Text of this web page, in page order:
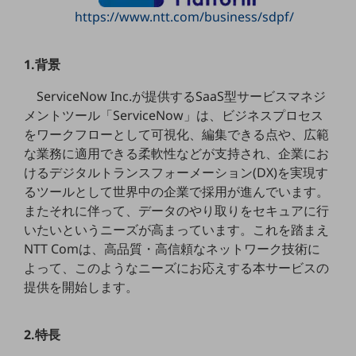
データ利活用
運用管理
業務支援・マーケティング
災害対策・BCP
課題・ニーズで探す
課題・ニーズで探すTOP
コミュニケーション・情報共有
マーケティング
災害対策
https://www.ntt.com/business/sdpf/
1.背景
ServiceNow Inc.が提供するSaaS型サービスマネジ
メントツール「ServiceNow」は、ビジネスプロセス
をワークフローとして可視化、編集できる点や、広範
な業務に適用できる柔軟性などが支持され、企業にお
けるデジタルトランスフォーメーション(DX)を実現す
るツールとして世界中の企業で採用が進んでいます。
またそれに伴って、データのやり取りをセキュアに行
いたいというニーズが高まっています。これを踏まえ
NTT Comは、高品質・高信頼なネットワーク技術に
よって、このようなニーズにお応えする本サービスの
提供を開始します。
2.特長